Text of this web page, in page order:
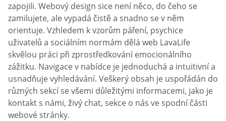
zapojili. Webový design sice není něco, do čeho se
zamilujete, ale vypadá čistě a snadno se v něm
orientuje. Vzhledem k vzorům páření, psychice
uživatelů a sociálním normám dělá web LavaLife
skvělou práci při zprostředkování emocionálního
zážitku. Navigace v nabídce je jednoduchá a intuitivní a
usnadňuje vyhledávání. Veškerý obsah je uspořádán do
různých sekcí se všemi důležitými informacemi, jako je
kontakt s námi, živý chat, sekce o nás ve spodní části
webové stránky.